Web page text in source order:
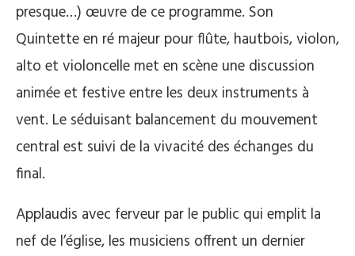
presque…) œuvre de ce programme. Son
Quintette en ré majeur pour flûte, hautbois, violon,
alto et violoncelle met en scène une discussion
animée et festive entre les deux instruments à
vent. Le séduisant balancement du mouvement
central est suivi de la vivacité des échanges du
final.
Applaudis avec ferveur par le public qui emplit la
nef de l’église, les musiciens offrent un dernier